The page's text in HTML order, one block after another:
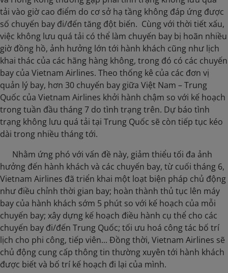
tải vào giờ cao điểm do cơ sở hạ tầng không đáp ứng được
số chuyến bay đi/đến tăng đột biến. Cùng với thời tiết xấu,
việc không lưu quá tải có thể làm chuyến bay bị hoãn nhiều
giờ đồng hồ, ảnh hưởng lớn tới hành khách cũng như lịch
khai thác của các hãng hàng không, trong đó có các chuyến
bay của Vietnam Airlines. Theo thống kê của các đơn vị
quản lý bay, hơn 30 chuyến bay giữa Việt Nam – Trung
Quốc của Vietnam Airlines khởi hành chậm so với kế hoạch
trong tuần đầu tháng 7 do tình trạng trên. Dự báo tình
trạng không lưu quá tải tại Trung Quốc sẽ còn tiếp tục kéo
dài trong nhiều tháng tới.
​ Nhằm ứng phó với vấn đề này, giảm thiểu tối đa ảnh
hưởng đến hành khách và các chuyến bay, từ cuối tháng 6,
Vietnam Airlines đã triển khai một loạt biện pháp chủ động
như điều chỉnh thời gian bay; hoàn thành thủ tục lên máy
bay của hành khách sớm 5 phút so với kế hoạch của mỗi
chuyến bay; xây dựng kế hoạch điều hành cụ thể cho các
chuyến bay đi/đến Trung Quốc; tối ưu hoá công tác bố trí
lịch cho phi công, tiếp viên... Đồng thời, Vietnam Airlines sẽ
chủ động cung cấp thông tin thường xuyên tới hành khách
được biết và bố trí kế hoạch đi lại của mình.